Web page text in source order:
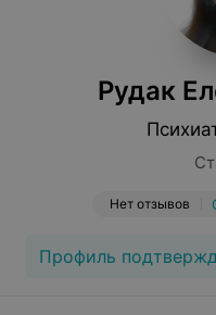
Рудак
Нет отзывов
Профиль